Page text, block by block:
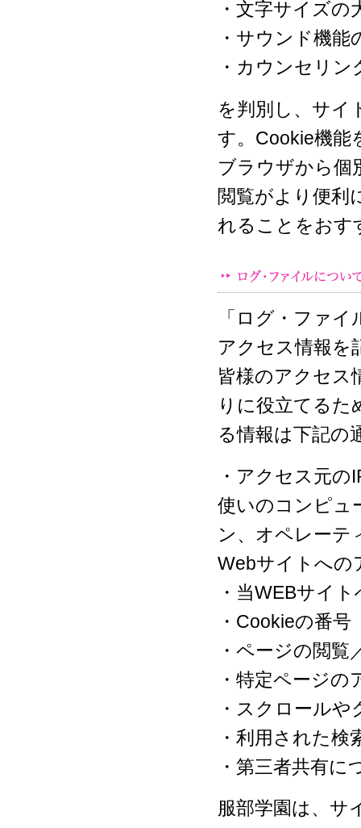
・文字サイズの
・サウンド機能
・カウンセリ
を判別し、サイ
す。Cookie機能
ブラウザから個
閲覧がより便利
れることをおす
「ログ・ファ
アクセス情報を
皆様のアクセス
りに役立てる
る情報は下記の
・アクセス元
使いのコンピュ
ン、オペレーテ
Webサイトへの
・当WEBサイ
・Cookieの番号
・ページの閲覧
・特定ページの
・スクロール
・利用された検
・第三者共有に
服部学園は、サ